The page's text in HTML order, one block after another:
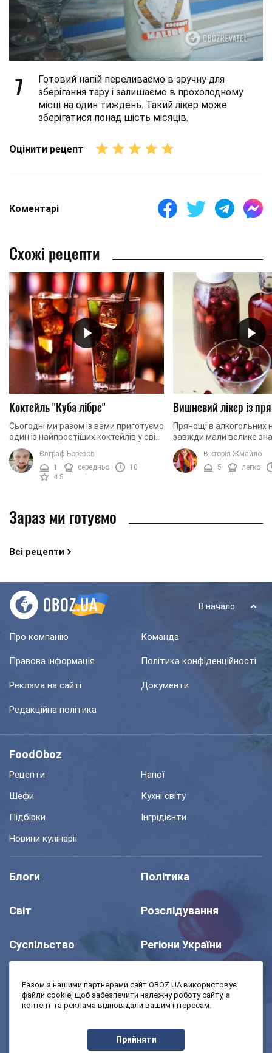
7
Готовий напій переливаємо в зручну для
зберігання тару і залишаємо в прохолодному
місці на один тиждень. Такий лікер може
зберігатися понад шість місяців.
Оцінити рецепт
Коментарі
Схожі рецепти
Коктейль "Куба лібре"
Сьогодні ми разом із вами приготуємо
один із найпростіших коктейлів у світі
"Куба лібре". Цей коктейль знають у
будь-якій точці світу та обожнюють
за ...
Євграф Борезов
1
середньо
10
4.5
Вишневий лікер із
Прянощі в алкогольних
завжди мали велике
саме ці інгредієнти
напої, робили їх більш
ароматними, ...
Вікторія Жмайло
5
легко
Зараз ми готуємо
Всі рецепти
В начало
Про компанію Команда
Правова інформація Політика конфіденційності
Реклама на сайті Документи
Редакційна політика
FoodOboz
Рецепти
Напої
Шефи
Кухні світу
Підбірки
Інгрідієнти
Новини кулінарії
Блоги Політика
Світ Розслідування
Суспільство Регіони України
Моя школа
Економіка
Разом з нашими партнерами сайт OBOZ.UA використовує
файли cookie, щоб забезпечити належну роботу сайту, а
контент та реклама відповідали вашим інтересам.
Прийняти